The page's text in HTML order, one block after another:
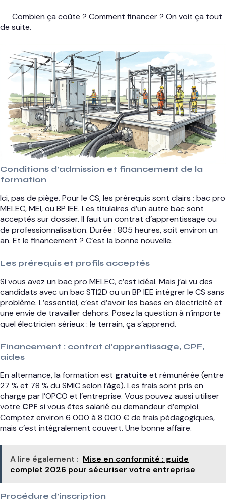
Combien ça coûte ? Comment financer ? On voit ça tout
de suite.
Conditions d’admission et financement de la
formation
Ici, pas de piège. Pour le CS, les prérequis sont clairs : bac pro
MELEC, MEI, ou BP IEE. Les titulaires d’un autre bac sont
acceptés sur dossier. Il faut un contrat d’apprentissage ou
de professionnalisation. Durée : 805 heures, soit environ un
an. Et le financement ? C’est la bonne nouvelle.
Les prérequis et profils acceptés
Si vous avez un bac pro MELEC, c’est idéal. Mais j’ai vu des
candidats avec un bac STI2D ou un BP IEE intégrer le CS sans
problème. L’essentiel, c’est d’avoir les bases en électricité et
une envie de travailler dehors. Posez la question à n’importe
quel électricien sérieux : le terrain, ça s’apprend.
Financement : contrat d’apprentissage, CPF,
aides
En alternance, la formation est gratuite et rémunérée (entre
27 % et 78 % du SMIC selon l’âge). Les frais sont pris en
charge par l’OPCO et l’entreprise. Vous pouvez aussi utiliser
votre CPF si vous êtes salarié ou demandeur d’emploi.
Comptez environ 6 000 à 8 000 € de frais pédagogiques,
mais c’est intégralement couvert. Une bonne affaire.
A lire également : Mise en conformité : guide
complet 2026 pour sécuriser votre entreprise
Procédure d’inscription